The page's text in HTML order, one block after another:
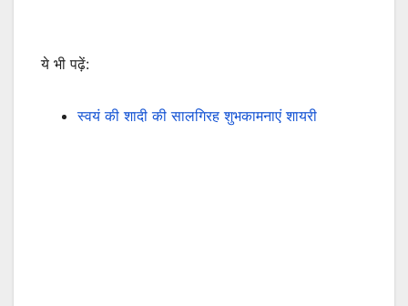
ये भी पढ़ें:
स्वयं की शादी की सालगिरह शुभकामनाएं शायरी